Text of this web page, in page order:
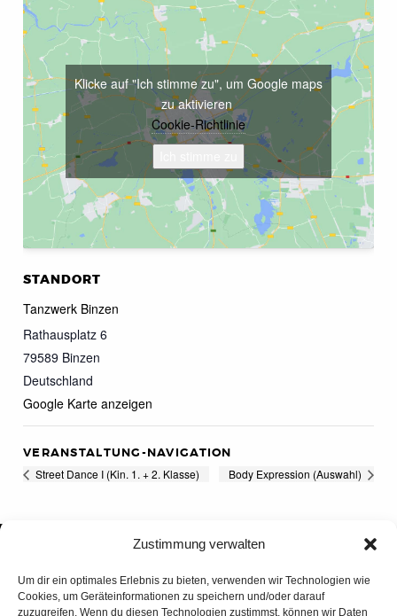
Zustimmung verwalten
Um dir ein optimales Erlebnis zu bieten, verwenden wir Technologien wie
Cookies, um Geräteinformationen zu speichern und/oder darauf
zuzugreifen. Wenn du diesen Technologien zustimmst, können wir Daten
STANDORT
Tanzwerk Binzen
Rathausplatz 6
79589 Binzen
Deutschland
Google Karte anzeigen
Klicke auf "Ich stimme zu", um Google maps
zu aktivieren
Cookie-Richtlinie
VERANSTALTUNG-NAVIGATION
Street Dance I (Kin. 1. + 2. Klasse) Body Expression (Auswahl)